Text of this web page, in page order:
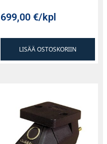
699,00€/kpl
LISÄÄ OSTOSKORIIN